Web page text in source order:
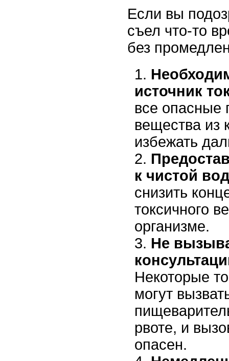
Если вы
съел что-то
без
источник
все опасные
вещества из
избежать
к чистой
снизить
токсичного
организме.
Не
Некоторые
могут
рвоте, и
опасен.